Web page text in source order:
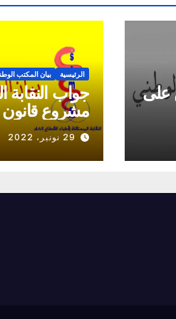
على
الرئيسية بيان المكتب
جواب
القانون 08.22
29 نونبر، 2022